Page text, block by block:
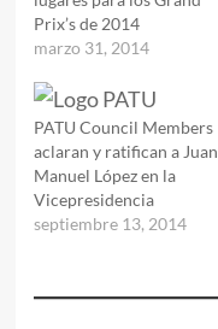
Prix’s de 2014
marzo 31, 2014
PATU Council Members
aclaran y ratifican a Juan
Manuel López en la
Vicepresidencia
septiembre 13, 2014